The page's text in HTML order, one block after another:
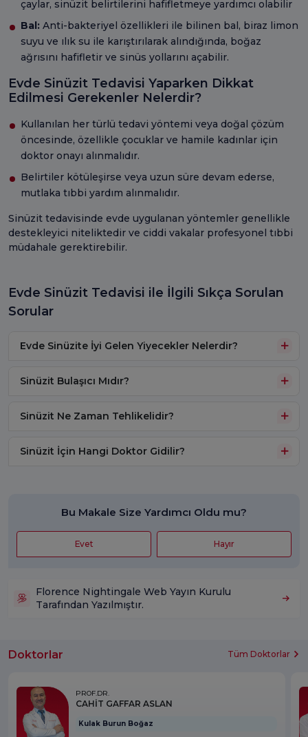
çaylar, sinüzit belirtilerini hafifletmeye yardımcı olabilir
Bal: Anti-bakteriyel özellikleri ile bilinen bal, biraz limon
suyu ve ılık su ile karıştırılarak alındığında, boğaz
ağrısını hafifletir ve sinüs yollarını açabilir.
Evde Sinüzit Tedavisi Yaparken Dikkat
Edilmesi Gerekenler Nelerdir?
Kullanılan her türlü tedavi yöntemi veya doğal çözüm
öncesinde, özellikle çocuklar ve hamile kadınlar için
doktor onayı alınmalıdır.
Belirtiler kötüleşirse veya uzun süre devam ederse,
mutlaka tıbbi yardım alınmalıdır.
Sinüzit tedavisinde evde uygulanan yöntemler genellikle
destekleyici niteliktedir ve ciddi vakalar profesyonel tıbbi
müdahale gerektirebilir.
Evde Sinüzit Tedavisi ile İlgili Sıkça Sorulan
Sorular
Evde Sinüzite İyi Gelen Yiyecekler Nelerdir?
Sinüzit Bulaşıcı Mıdır?
Sinüzit Ne Zaman Tehlikelidir?
Sinüzit İçin Hangi Doktor Gidilir?
Bu Makale Size Yardımcı Oldu mu?
Evet Hayır
Florence Nightingale Web Yayın Kurulu
Tarafından Yazılmıştır.
Doktorlar Tüm Doktorlar
PROF.DR.
CAHİT GAFFAR ASLAN
Kulak Burun Boğaz